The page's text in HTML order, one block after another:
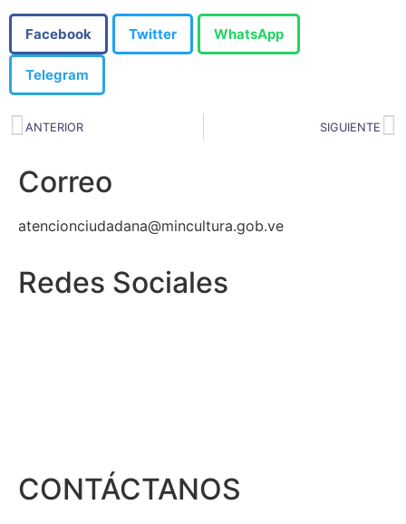
Facebook Twitter WhatsApp
Telegram
ANTERIOR SIGUIENTE
Correo
atencionciudadana@mincultura.gob.ve
Redes Sociales
CONTÁCTANOS